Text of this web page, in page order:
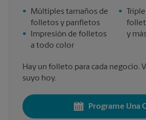
•
Múltiples tamaños de
folletos y panfletos
•
Impresión de folletos
a todo color
•
y más
Hay un folleto para cada negocio.
suyo hoy.
Programe Una